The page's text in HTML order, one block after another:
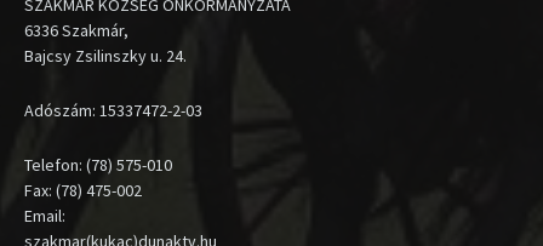
SZAKMÁR KÖZSÉG ÖNKORMÁNYZATA
6336 Szakmár,
Bajcsy Zsilinszky u. 24.
Adószám: 15337472-2-03
Telefon: (78) 575-010
Fax: (78) 475-002
Email:
szakmar(kukac)dunaktv.hu